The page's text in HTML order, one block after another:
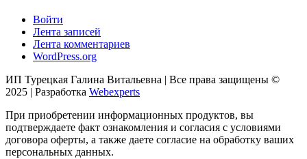
Войти
Лента записей
Лента комментариев
WordPress.org
ИП Турецкая Галина Витальевна | Все права защищены ©
2025 | Разработка Webexperts
При приобретении информационных продуктов, вы
подтверждаете факт ознакомления и согласия с условиями
договора оферты, а также даете согласие на обработку ваших
персональных данных.